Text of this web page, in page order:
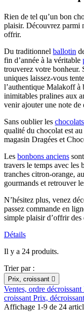
Rien de tel qu’un bon
plaisir. Découvrez parmi
offrir.
Du traditionnel ballotin
fin d’année à la véritable
trouverez votre bonheur.
uniques laissez-vous
l’authentique Malakoff à
inimitables pralines aux
venir ajouter une note
Sans oublier les
qualité du chocolat est
magasin Dragées et
Les bonbons anciens
travers le temps avec les
tranches citron-orange,
gourmands et retrouver
N’hésitez plus, venez
passez commande en
simple plaisir d’offrir des
Détails
Il y a 24 produits.
Trier par :
Prix, croissant 
Ventes, ordre décroissant
croissant Prix, décroissant
Affichage 1-9 de 24